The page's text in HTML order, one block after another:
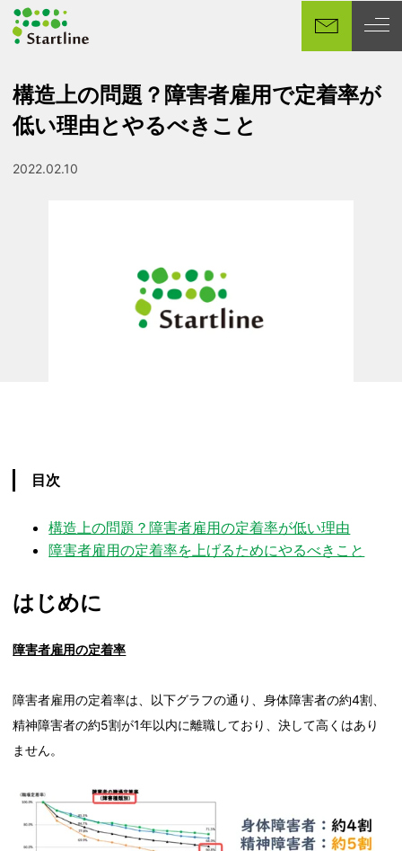
イ
ン
テ
構造上の問題？障害者雇用で定着率が
低い理由とやるべきこと
投稿日
2022.02.10
目次
構造上の問題？障害者雇用の定着率が低い理由
障害者雇用の定着率を上げるためにやるべきこと
はじめに
障害者雇用の定着率
障害者雇用の定着率は、以下グラフの通り、身体障害者の約4割、
精神障害者の約5割が1年以内に離職しており、決して高くはあり
ません。